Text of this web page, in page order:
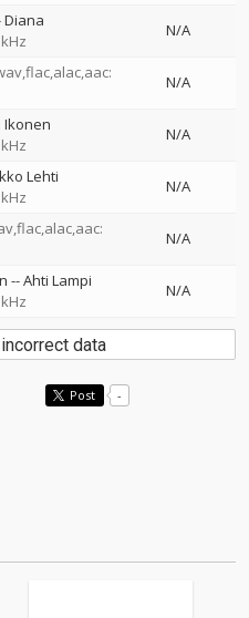
Diana
N/A
N/A
Ikonen
N/A
Lehti
N/A
N/A
--Ahti Lampi
N/A
data
Post -